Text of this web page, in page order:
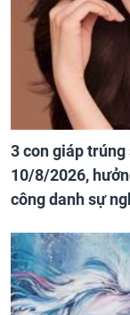
3 con giáp
10/8/2026,
công danh sự